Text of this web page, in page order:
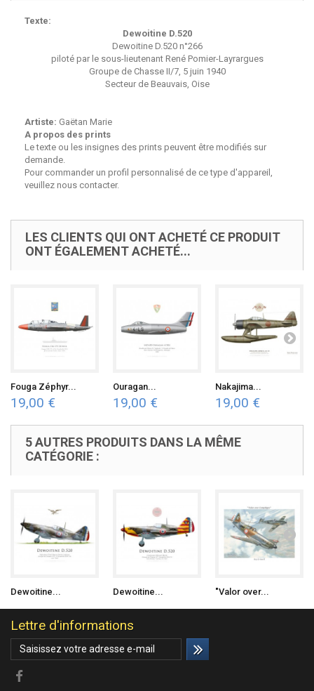
Texte:
Dewoitine D.520
Dewoitine D.520 n°266
piloté par le sous-lieutenant René Pomier-Layrargues
Groupe de Chasse II/7, 5 juin 1940
Secteur de Beauvais, Oise
Artiste: Gaëtan Marie
A propos des prints
Le texte ou les insignes des prints peuvent être modifiés sur
demande.
Pour commander un profil personnalisé de ce type d'appareil,
veuillez nous contacter.
LES CLIENTS QUI ONT ACHETÉ CE PRODUIT
ONT ÉGALEMENT ACHETÉ...
Fouga Zéphyr...
19,00 €
Ouragan...
19,00 €
Nakajima...
19,00 €
5 AUTRES PRODUITS DANS LA MÊME
CATÉGORIE :
Dewoitine... Dewoitine... "Valor over...
Lettre d'informations